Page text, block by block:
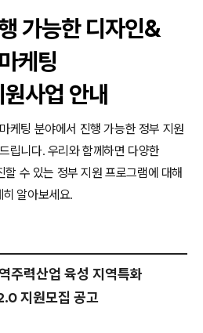
- (주)듀오백
- 모모스커피㈜
- 삼양홀딩스
- 킷캣
가능한 디자인&
마케팅
사업 안내
케팅 분야에서 진행 가능한 정부 지원
립니다. 우리와 함께하면 다양한
수 있는 정부 지원 프로그램에 대해
히 알아보세요.
력산업 육성 지역특화
지원모집 공고